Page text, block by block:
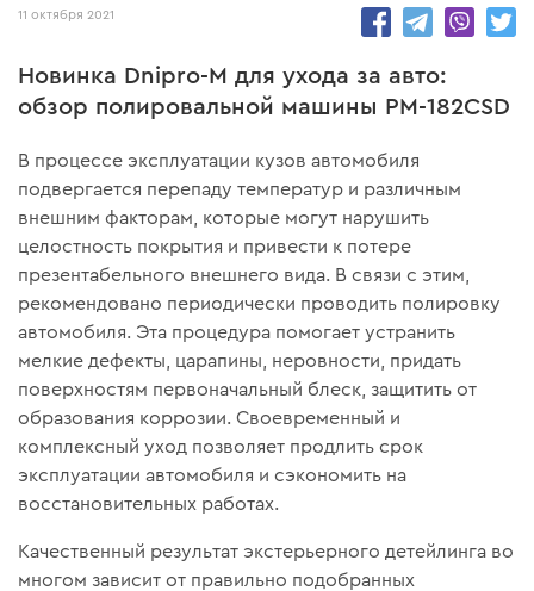
11 октября 2021
Новинка Dnipro-M для ухода за авто:
обзор полировальной машины PM-182CSD
В процессе эксплуатации кузов автомобиля
подвергается перепаду температур и различным
внешним факторам, которые могут нарушить
целостность покрытия и привести к потере
презентабельного внешнего вида. В связи с этим,
рекомендовано периодически проводить полировку
автомобиля. Эта процедура помогает устранить
мелкие дефекты, царапины, неровности, придать
поверхностям первоначальный блеск, защитить от
образования коррозии. Своевременный и
комплексный уход позволяет продлить срок
эксплуатации автомобиля и сэкономить на
восстановительных работах.
Качественный результат экстерьерного детейлинга во
многом зависит от правильно подобранных